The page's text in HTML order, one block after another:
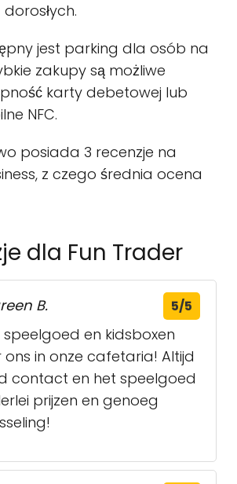
jest parking dla osób na
zakupy są możliwe
karty debetowej lub
NFC.
posiada 3 recenzje na
z czego średnia ocena
dla Fun Trader
B. 5/5
speelgoed en kidsboxen
ons in onze cafetaria! Altijd
contact en het speelgoed
prijzen en genoeg